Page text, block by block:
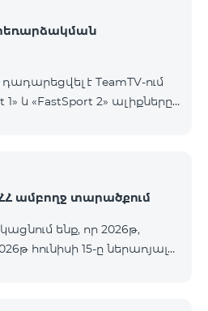
է TeamTV-ում
և «FastSport 2» ալիքները
տեղեկությունների
«Ֆասթ Մեդիա»
ամբողջ տարածքում
ենք, որ 2026թ,
հունիսի 15-ը ներառյալ